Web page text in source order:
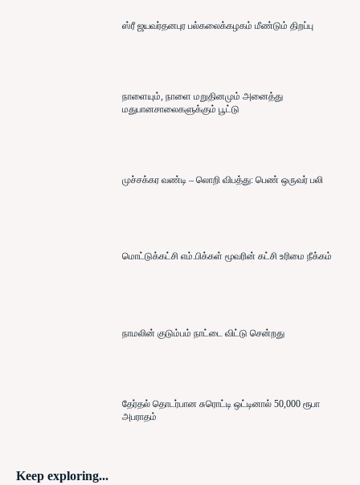
ஸ்ரீ ஜயவர்தனபுர பல்கலைக்கழகம் மீண்டும் திறப்பு
நாளையும், நாளை மறுதினமும் அனைத்து
மதுபானசாலைகளுக்கும் பூட்டு
முச்சக்கர வண்டி – லொறி விபத்து: பெண் ஒருவர் பலி
மொட்டுக்கட்சி எம்.பிக்கள் மூவரின் கட்சி உரிமை நீக்கம்
நாமலின் குடும்பம் நாட்டை விட்டு சென்றது
தேர்தல் தொடர்பான சுரொட்டி ஒட்டினால் 50,000 ரூபா
அபராதம்
Keep exploring...